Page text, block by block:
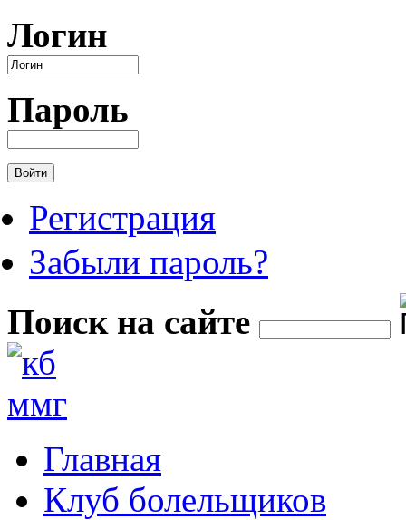
Перейти к основному содержанию
Логин
Пароль
Регистрация
Забыли пароль?
Форма поиска
Поиск на сайте
Главная
Клуб болельщиков